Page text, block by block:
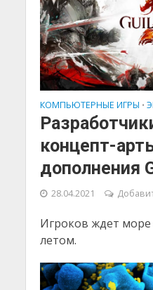
КОМПЬЮТЕРНЫЕ ИГРЫ •
концепт-
дополнения
28.04.2021
Игроков ждет
летом.